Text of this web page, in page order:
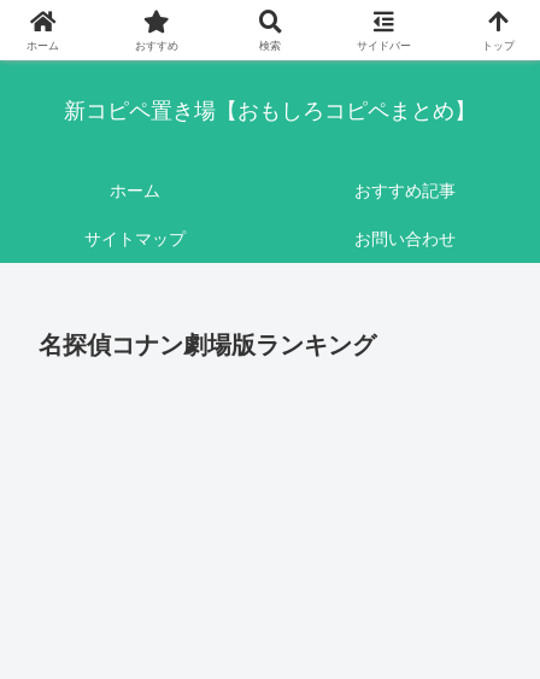
このブログはリンクフリーです。ここに書かれている内容は基本的にフィクシ
ョンです。
新コピペ置き場【おもしろコピペまとめ】
ホーム おすすめ記事
サイトマップ お問い合わせ
名探偵コナン劇場版ランキング
ホーム おすすめ 検索 サイドバー トップ